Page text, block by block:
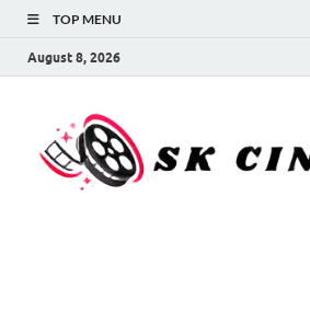
TOP MENU
August 8, 2026